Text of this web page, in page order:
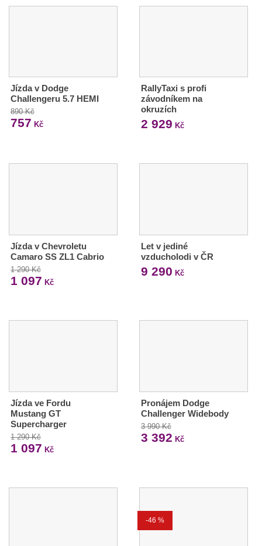
Jízda v Dodge
Challengeru 5.7 HEMI
890 Kč
757 Kč
RallyTaxi s profi
závodníkem na
okruzích
2 929 Kč
Jízda v Chevroletu
Camaro SS ZL1 Cabrio
1 290 Kč
1 097 Kč
Let v jediné
vzducholodi v ČR
9 290 Kč
Jízda ve Fordu
Mustang GT
Supercharger
1 290 Kč
1 097 Kč
Pronájem Dodge
Challenger Widebody
3 990 Kč
3 392 Kč
-46 %